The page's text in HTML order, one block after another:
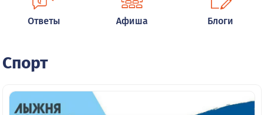
Ответы Афиша Блоги
Спорт